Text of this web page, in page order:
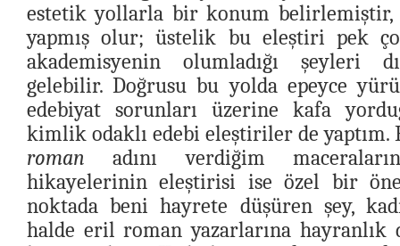
estetik yollarla bir konum belirlemiştir,
yapmış olur; üstelik bu eleştiri pek
akademisyenin olumladığı şeyleri
gelebilir. Doğrusu bu yolda epeyce
edebiyat sorunları üzerine kafa
kimlik odaklı edebi eleştiriler de yaptım.
roman adını verdiğim
hikayelerinin eleştirisi ise özel bir
noktada beni hayrete düşüren şey,
halde eril roman yazarlarına